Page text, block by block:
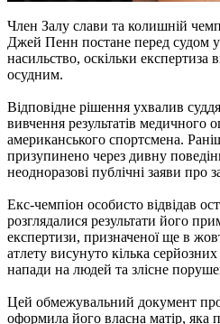
Член Залу слави та колишній
Джей Пенн постане перед судом
насильство, оскільки експертиза
осудним.
Відповідне рішення ухвалив
вивчення результатів медичного
американського спортсмена.
призупинено через дивну
неодноразові публічні заяви про
Екс-чемпіон особисто відвідав
розглядалися результати його
експертизи, призначеної ще в
атлету висунуто кілька
напади на людей та злісне
Цей обмежувальний документ
оформила його власна матір, яка